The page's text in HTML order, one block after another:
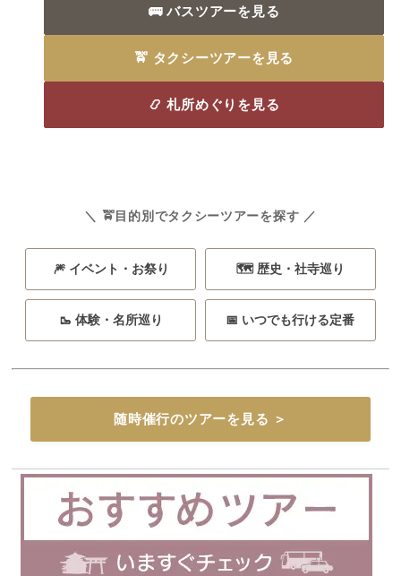
🚌 バスツアーを見る
🚖 タクシーツアーを見る
📿 札所めぐりを見る
＼ 🚖目的別でタクシーツアーを探す ／
🎆 イベント・お祭り 🗺️ 歴史・社寺巡り
🥾 体験・名所巡り 📅 いつでも行ける定番
随時催行のツアーを見る ＞